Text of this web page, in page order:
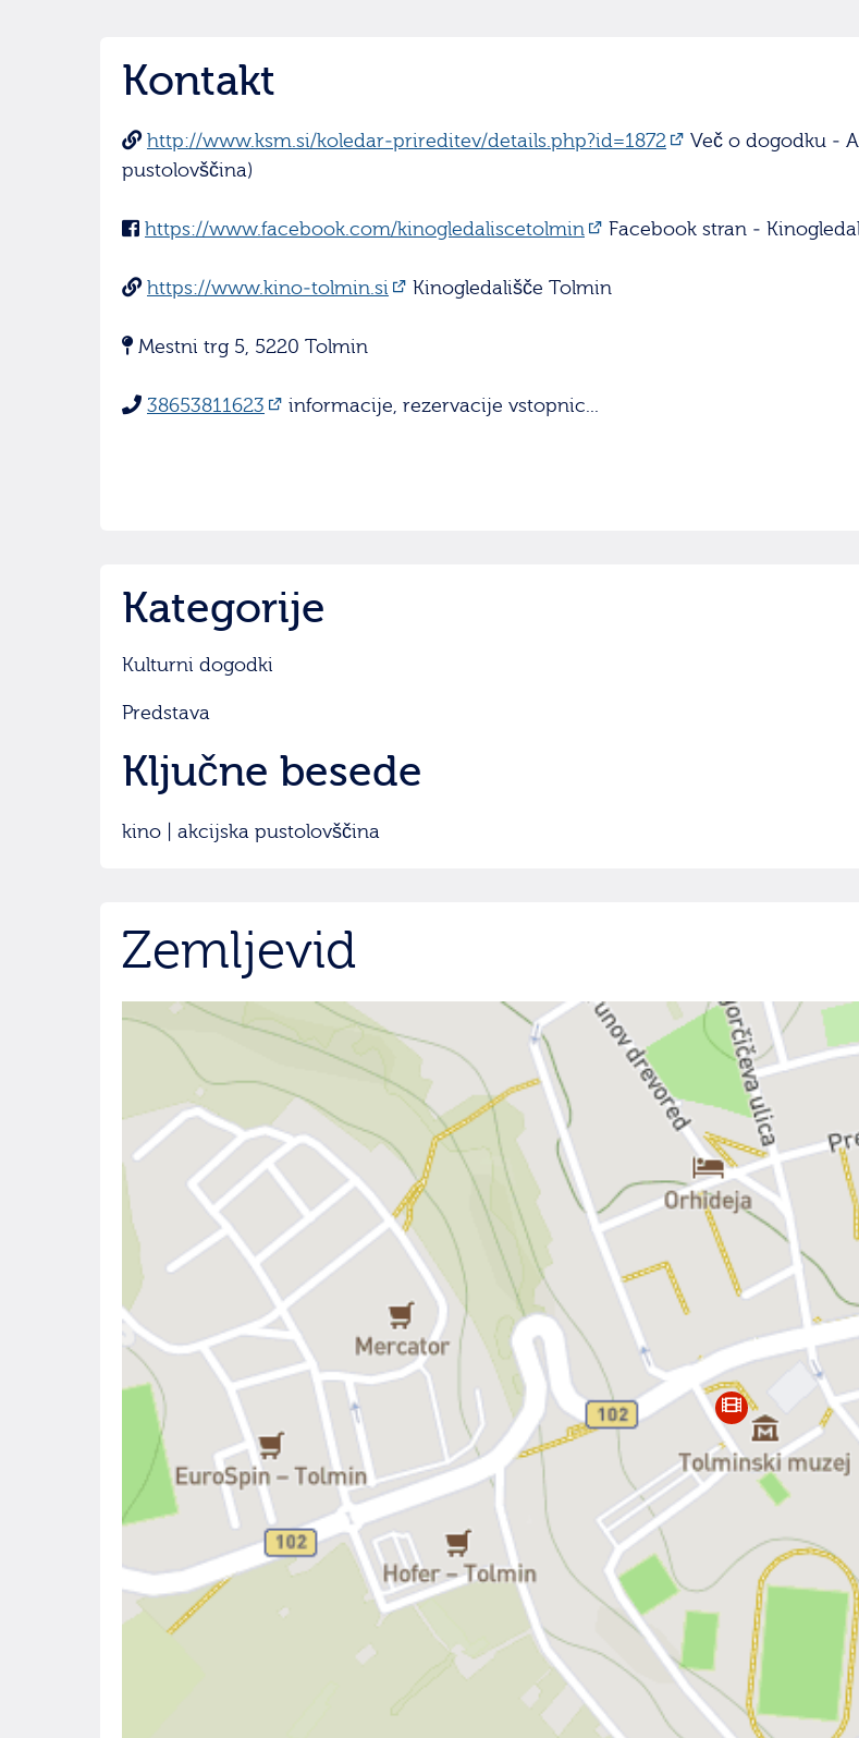
Kontakt
http://www.ksm.si/koledar-prireditev/details.php?id=1872
Več o dogodku -
pustolovščina)
https://www.facebook.com/kinogledaliscetolmin Facebook stran -
https://www.kino-tolmin.si Kinogledališče Tolmin
Mestni trg 5, 5220 Tolmin
38653811623 informacije, rezervacije vstopnic...
Kategorije
Kulturni dogodki
Predstava
Ključne besede
kino | akcijska pustolovščina
Zemljevid